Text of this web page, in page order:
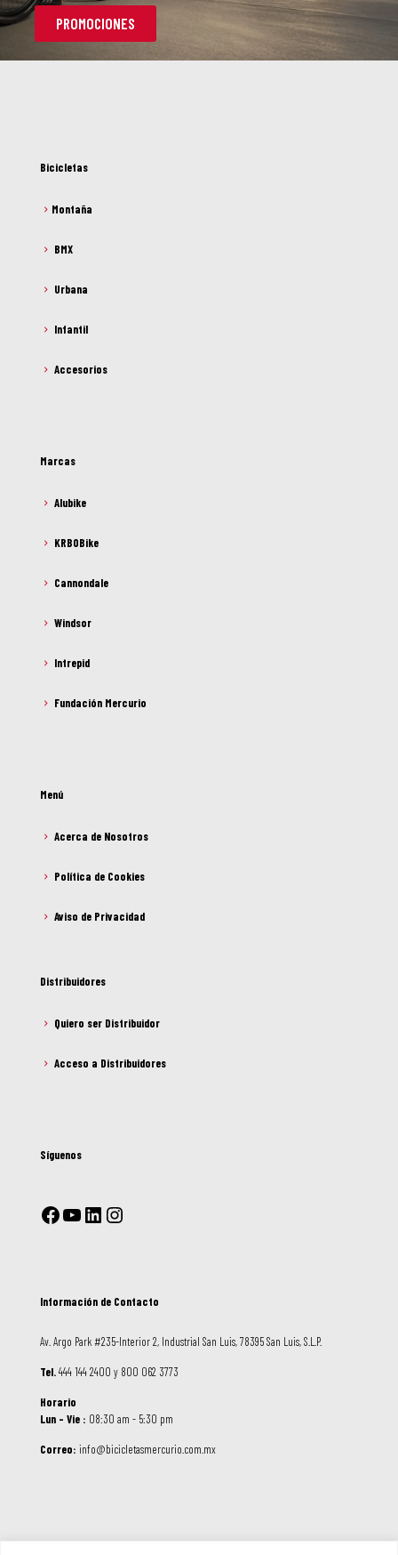
PROMOCIONES
Bicicletas
Montaña
BMX
Urbana
Infantil
Accesorios
Marcas
Alubike
KRBOBike
Cannondale
Windsor
Intrepid
Fundación Mercurio
Menú
Acerca de Nosotros
Política de Cookies
Aviso de Privacidad
Distribuidores
Quiero ser Distribuidor
Acceso a Distribuidores
Síguenos
Información de Contacto
Av. Argo Park #235-Interior 2, Industrial San Luis, 78395 San Luis, S.L.P.
Tel.444 144 2400 y 800 062 3773
Horario
Lun – Vie : 08:30 am - 5:30 pm
Correo: info@bicicletasmercurio.com.mx